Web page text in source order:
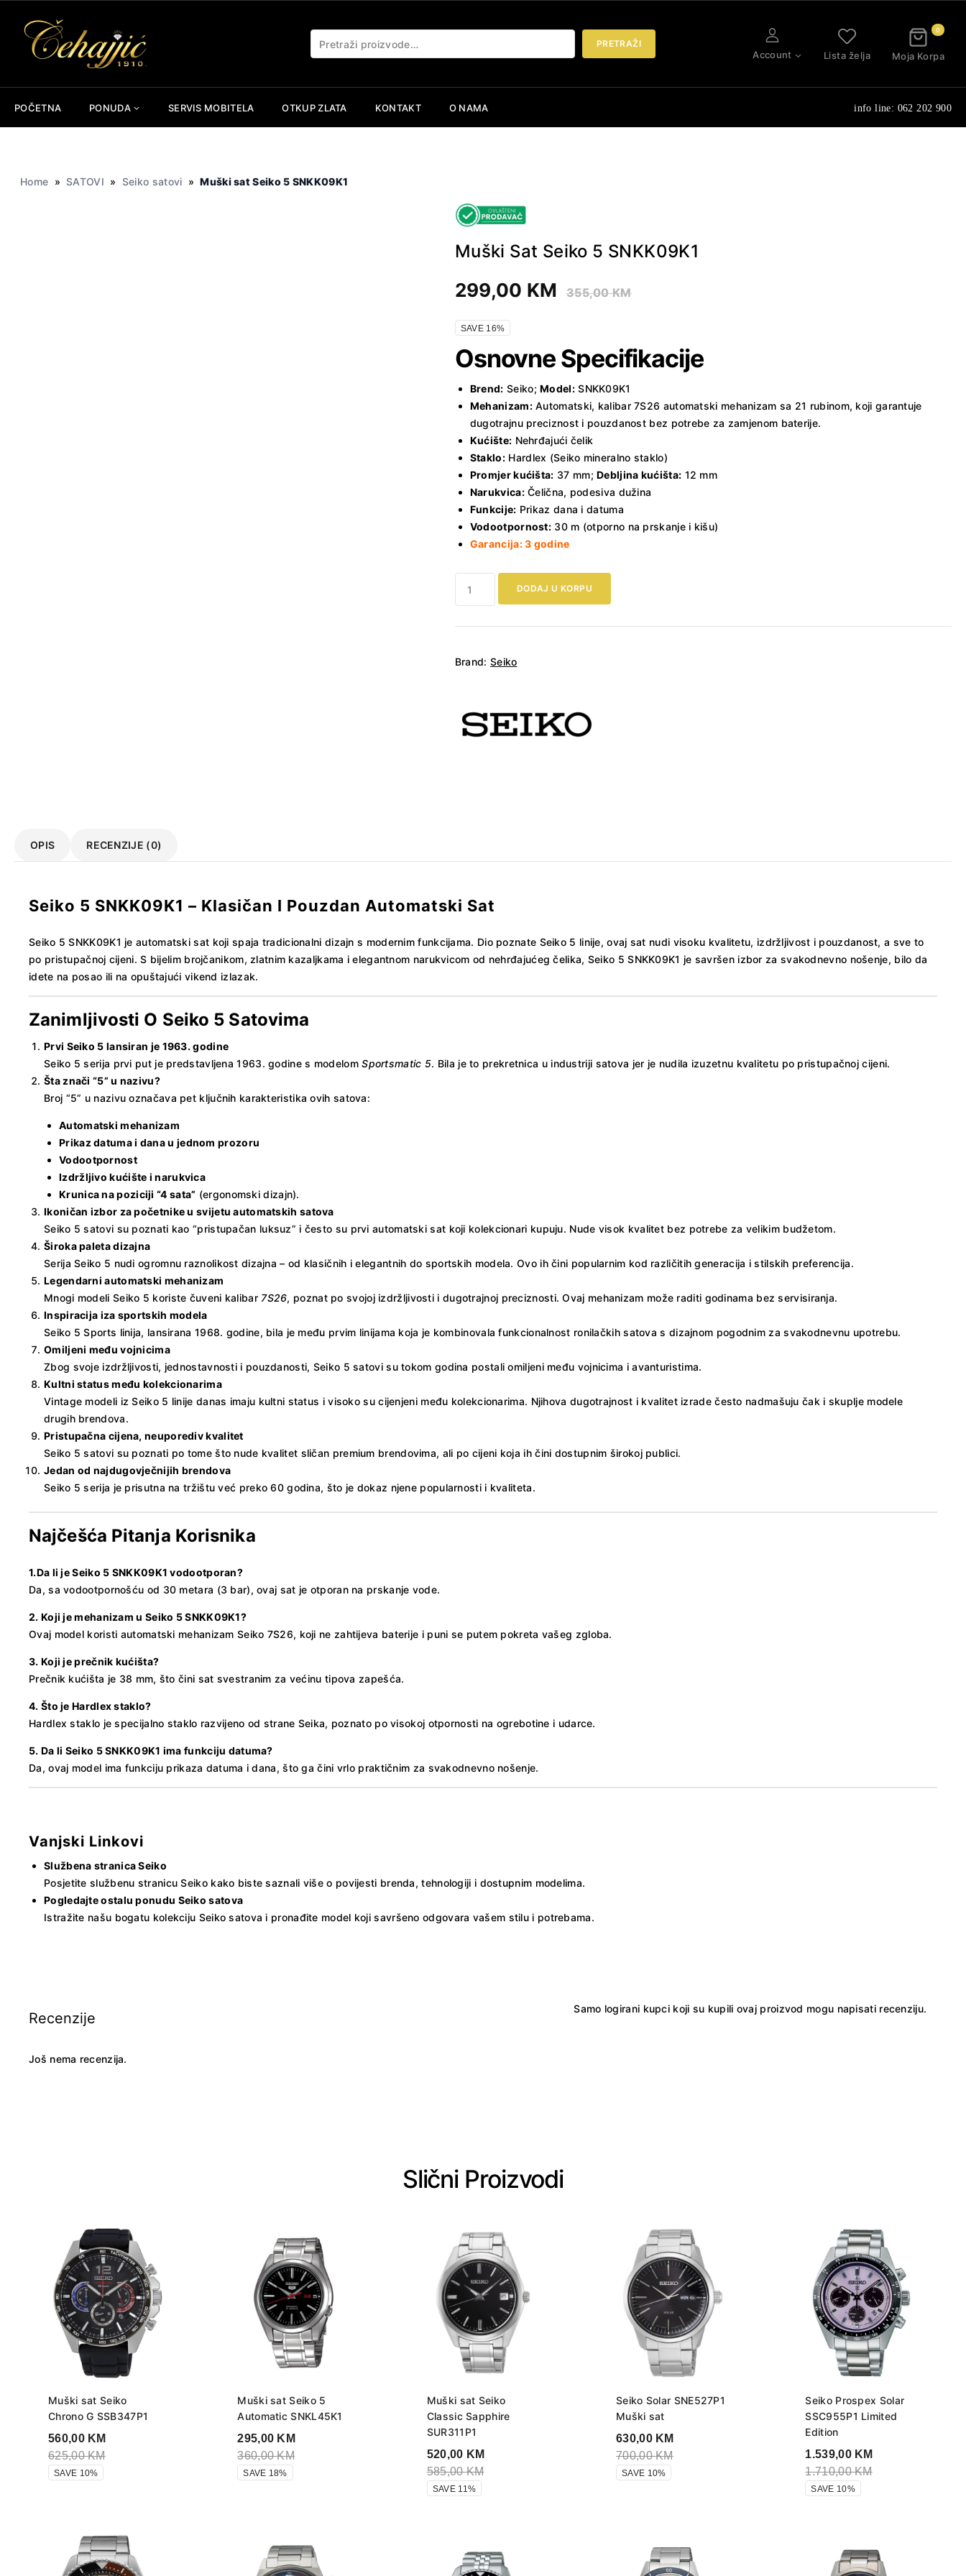
content
PRETRAŽI
Account Lista želja
0
Moja Korpa
POČETNA PONUDA SERVIS MOBITELA OTKUP ZLATA KONTAKT O NAMA info line: 062 202 900
Home » SATOVI » Seiko satovi » Muški sat Seiko 5 SNKK09K1
Muški Sat Seiko 5 SNKK09K1
299,00 KM 355,00KM
SAVE 16%
Osnovne Specifikacije
Brend: Seiko;Model:SNKK09K1
Mehanizam:Automatski, kalibar 7S26 automatski mehanizam sa 21 rubinom, koji garantuje
dugotrajnu preciznost i pouzdanost bez potrebe za zamjenom baterije.
Kućište: Nehrđajući čelik
Staklo: Hardlex (Seiko mineralno staklo)
Promjer kućišta: 37 mm;Debljina kućišta: 12 mm
Narukvica:Čelična, podesiva dužina
Funkcije: Prikaz dana i datuma
Vodootpornost: 30 m (otporno na prskanje i kišu)
Garancija: 3 godine
sat
količina
DODAJ U KORPU
Brand: Seiko
OPIS RECENZIJE (0)
Seiko 5 SNKK09K1 – Klasičan I Pouzdan Automatski Sat
Seiko 5 SNKK09K1 je automatski sat koji spaja tradicionalni dizajn s modernim funkcijama. Dio poznate Seiko 5 linije, ovaj sat nudi visoku kvalitetu, izdržljivost i pouzdanost, a sve to
po pristupačnoj cijeni. S bijelim brojčanikom, zlatnim kazaljkama i elegantnom narukvicom od nehrđajućeg čelika, Seiko 5 SNKK09K1 je savršen izbor za svakodnevno nošenje, bilo da
idete na posao ili na opuštajući vikend izlazak.
Zanimljivosti O Seiko 5 Satovima
Prvi Seiko 5 lansiran je 1963. godine
Seiko 5 serija prvi put je predstavljena 1963. godine s modelomSportsmatic 5. Bila je to prekretnica u industriji satova jer je nudila izuzetnu kvalitetu po pristupačnoj cijeni.
Šta znači “5” u nazivu?
Broj “5” u nazivu označava pet ključnih karakteristika ovih satova:
Automatski mehanizam
Prikaz datuma i dana u jednom prozoru
Vodootpornost
Izdržljivo kućište i narukvica
Krunica na poziciji “4 sata” (ergonomski dizajn).
Ikoničan izbor za početnike u svijetu automatskih satova
Seiko 5 satovi su poznati kao “pristupačan luksuz” i često su prvi automatski sat koji kolekcionari kupuju. Nude visok kvalitet bez potrebe za velikim budžetom.
Široka paleta dizajna
Serija Seiko 5 nudi ogromnu raznolikost dizajna – od klasičnih i elegantnih do sportskih modela. Ovo ih čini popularnim kod različitih generacija i stilskih preferencija.
Legendarni automatski mehanizam
Mnogi modeli Seiko 5 koriste čuveni kalibar 7S26, poznat po svojoj izdržljivosti i dugotrajnoj preciznosti. Ovaj mehanizam može raditi godinama bez servisiranja.
Inspiracija iza sportskih modela
Seiko 5 Sports linija, lansirana 1968. godine, bila je među prvim linijama koja je kombinovala funkcionalnost ronilačkih satova s ​​dizajnom pogodnim za svakodnevnu upotrebu.
Omiljeni među vojnicima
Zbog svoje izdržljivosti, jednostavnosti i pouzdanosti, Seiko 5 satovi su tokom godina postali omiljeni među vojnicima i avanturistima.
Kultni status među kolekcionarima
Vintage modeli iz Seiko 5 linije danas imaju kultni status i visoko su cijenjeni među kolekcionarima. Njihova dugotrajnost i kvalitet izrade često nadmašuju čak i skuplje modele
drugih brendova.
Pristupačna cijena, neuporediv kvalitet
Seiko 5 satovi su poznati po tome što nude kvalitet sličan premium brendovima, ali po cijeni koja ih čini dostupnim širokoj publici.
Jedan od najdugovječnijih brendova
Seiko 5 serija je prisutna na tržištu već preko 60 godina, što je dokaz njene popularnosti i kvaliteta.
Najčešća Pitanja Korisnika
1.Da li je Seiko 5 SNKK09K1 vodootporan?
Da, sa vodootpornošću od 30 metara (3 bar), ovaj sat je otporan na prskanje vode.
2. Koji je mehanizam u Seiko 5 SNKK09K1?
Ovaj model koristi automatski mehanizam Seiko 7S26, koji ne zahtijeva baterije i puni se putem pokreta vašeg zgloba.
3. Koji je prečnik kućišta?
Prečnik kućišta je 38 mm, što čini sat svestranim za većinu tipova zapešća.
4. Što je Hardlex staklo?
Hardlex staklo je specijalno staklo razvijeno od strane Seika, poznato po visokoj otpornosti na ogrebotine i udarce.
5. Da li Seiko 5 SNKK09K1 ima funkciju datuma?
Da, ovaj model ima funkciju prikaza datuma i dana, što ga čini vrlo praktičnim za svakodnevno nošenje.
Vanjski Linkovi
Službena stranica Seiko
Posjetite službenu stranicu Seiko kako biste saznali više o povijesti brenda, tehnologiji i dostupnim modelima.
Pogledajte ostalu ponudu Seiko satova
Istražite našu bogatu kolekciju Seiko satova i pronađite model koji savršeno odgovara vašem stilu i potrebama.
Recenzije
Još nema recenzija.
Samo logirani kupci koji su kupili ovaj proizvod mogu napisati recenziju.
Slični Proizvodi
Muški sat Seiko
Chrono G SSB347P1
560,00 KM
625,00KM
SAVE 10%
Muški sat Seiko 5
Automatic SNKL45K1
295,00 KM
360,00KM
SAVE 18%
Muški sat Seiko
Classic Sapphire
SUR311P1
520,00 KM
585,00KM
SAVE 11%
Seiko Solar SNE527P1
Muški sat
630,00 KM
700,00KM
SAVE 10%
Seiko Prospex Solar
SSC955P1 Limited
Edition
1.539,00 KM
1.710,00KM
SAVE 10%